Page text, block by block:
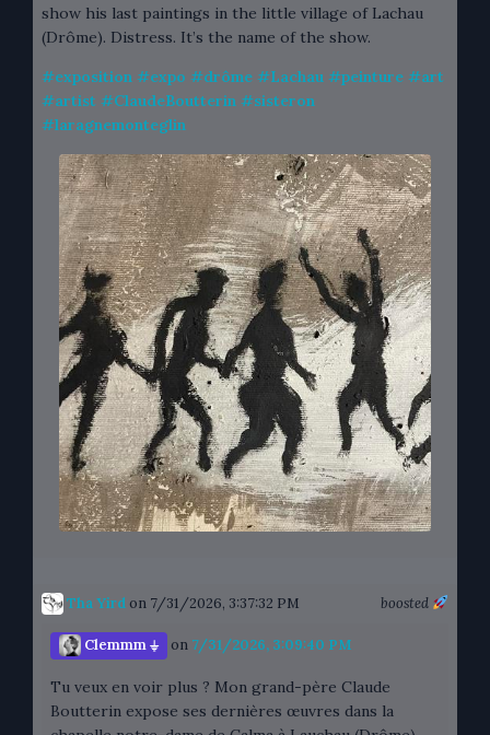
show his last paintings in the little village of Lachau
(Drôme). Distress. It’s the name of the show.
#exposition #expo #drôme #Lachau #peinture #art
#artist #ClaudeBoutterin #sisteron
#laragnemonteglin
boosted
Tha Yird on 7/31/2026, 3:37:32 PM
Clemmm ⏚ on 7/31/2026, 3:09:40 PM
Tu veux en voir plus ? Mon grand-père Claude
Boutterin expose ses dernières œuvres dans la